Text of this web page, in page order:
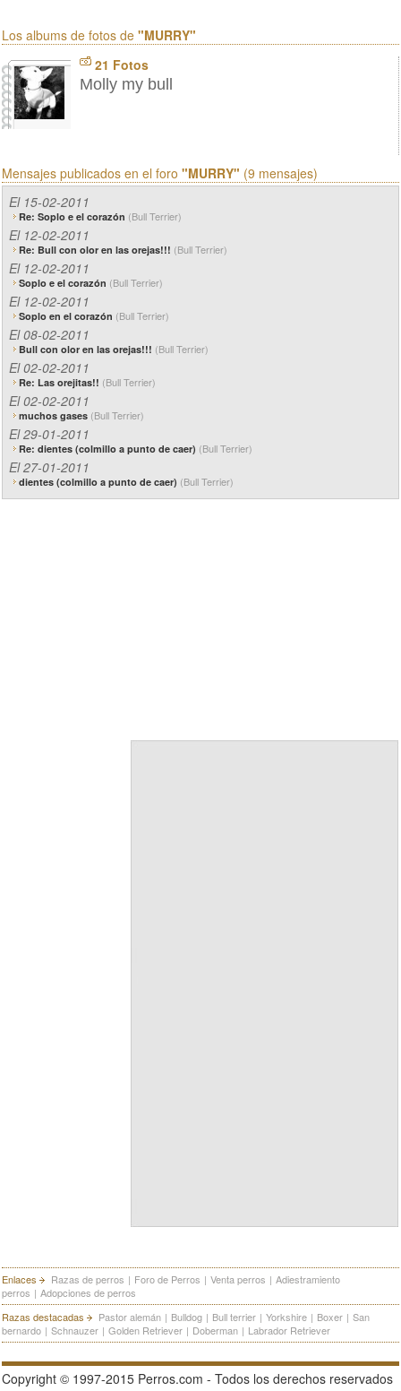
Los albums de fotos de "MURRY"
21 Fotos
Molly my bull
Mensajes publicados en el foro "MURRY" (9 mensajes)
El 15-02-2011
Re: Soplo e el corazón (Bull Terrier)
El 12-02-2011
Re: Bull con olor en las orejas!!! (Bull Terrier)
El 12-02-2011
Soplo e el corazón (Bull Terrier)
El 12-02-2011
Soplo en el corazón (Bull Terrier)
El 08-02-2011
Bull con olor en las orejas!!! (Bull Terrier)
El 02-02-2011
Re: Las orejitas!! (Bull Terrier)
El 02-02-2011
muchos gases (Bull Terrier)
El 29-01-2011
Re: dientes (colmillo a punto de caer) (Bull Terrier)
El 27-01-2011
dientes (colmillo a punto de caer) (Bull Terrier)
Enlaces Razas de perros | Foro de Perros | Venta perros | Adiestramiento
perros | Adopciones de perros
Razas destacadas
Pastor alemán | Bulldog | Bull terrier | Yorkshire | Boxer | San
bernardo | Schnauzer | Golden Retriever | Doberman | Labrador Retriever
Copyright © 1997-2015 Perros.com - Todos los derechos reservados